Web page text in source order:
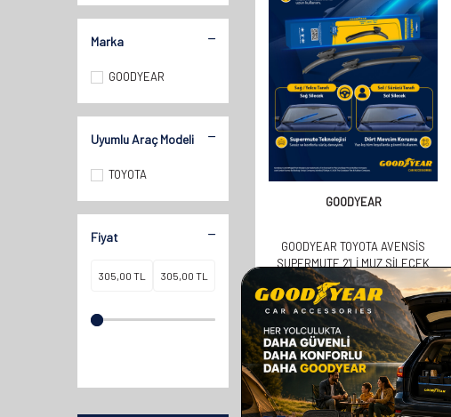
Marka
GOODYEAR
Uyumlu Araç Modeli
TOYOTA
Fiyat
GOODYEAR
GOODYEAR TOYOTA AVENSIS
SUPERMUTE 2'LI MUZ SILECEK
TAKIMI 1998-2017 SEDAN
(650MM+400MM)
610,00TL
305,00TL